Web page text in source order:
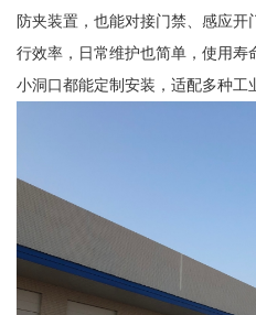
防夹装置，也能对接门禁、感应开
行效率，日常维护也简单，使用
小洞口都能定制安装，适配多种工